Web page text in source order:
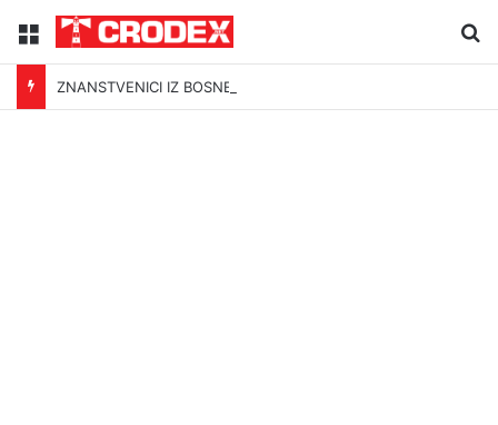
Menu
ZNANSTVENICI IZ BOSNE OTKRILI NACIZAM U – BOSNI!